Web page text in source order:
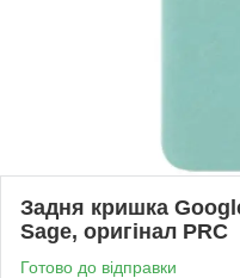
Задня кришка
Sage, оригінал PRC
Готово до відправки